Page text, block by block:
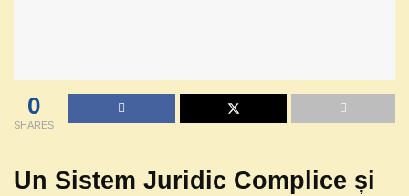
0
SHARES
Un Sistem Juridic Complice și